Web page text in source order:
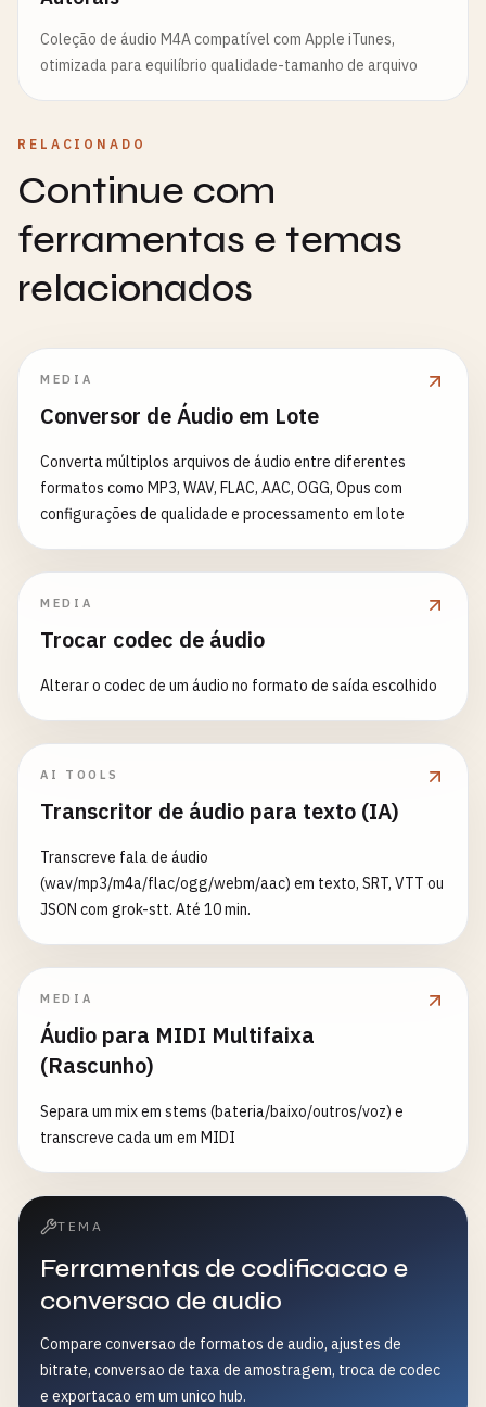
Coleção de áudio M4A compatível com Apple iTunes,
otimizada para equilíbrio qualidade-tamanho de arquivo
RELACIONADO
Continue com
ferramentas e temas
relacionados
MEDIA
Conversor de Áudio em Lote
Converta múltiplos arquivos de áudio entre diferentes
formatos como MP3, WAV, FLAC, AAC, OGG, Opus com
configurações de qualidade e processamento em lote
MEDIA
Trocar codec de áudio
Alterar o codec de um áudio no formato de saída escolhido
AI TOOLS
Transcritor de áudio para texto (IA)
Transcreve fala de áudio
(wav/mp3/m4a/flac/ogg/webm/aac) em texto, SRT, VTT ou
JSON com grok-stt. Até 10 min.
MEDIA
Áudio para MIDI Multifaixa
(Rascunho)
Separa um mix em stems (bateria/baixo/outros/voz) e
transcreve cada um em MIDI
TEMA
Ferramentas de codificacao e
conversao de audio
Compare conversao de formatos de audio, ajustes de
bitrate, conversao de taxa de amostragem, troca de codec
e exportacao em um unico hub.